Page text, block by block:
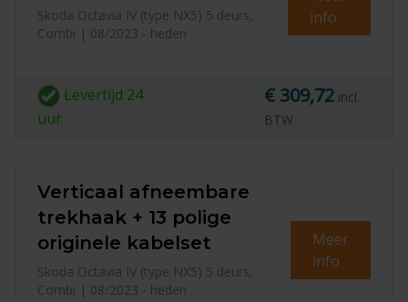
Skoda Octavia IV (type NX5) 5 deurs,
Combi | 08/2023 - heden
info
Levertijd 24
uur
€ 309,72 incl.
BTW
Verticaal afneembare
trekhaak + 13 polige
originele kabelset
Skoda Octavia IV (type NX5) 5 deurs,
Combi | 08/2023 - heden
Meer
info